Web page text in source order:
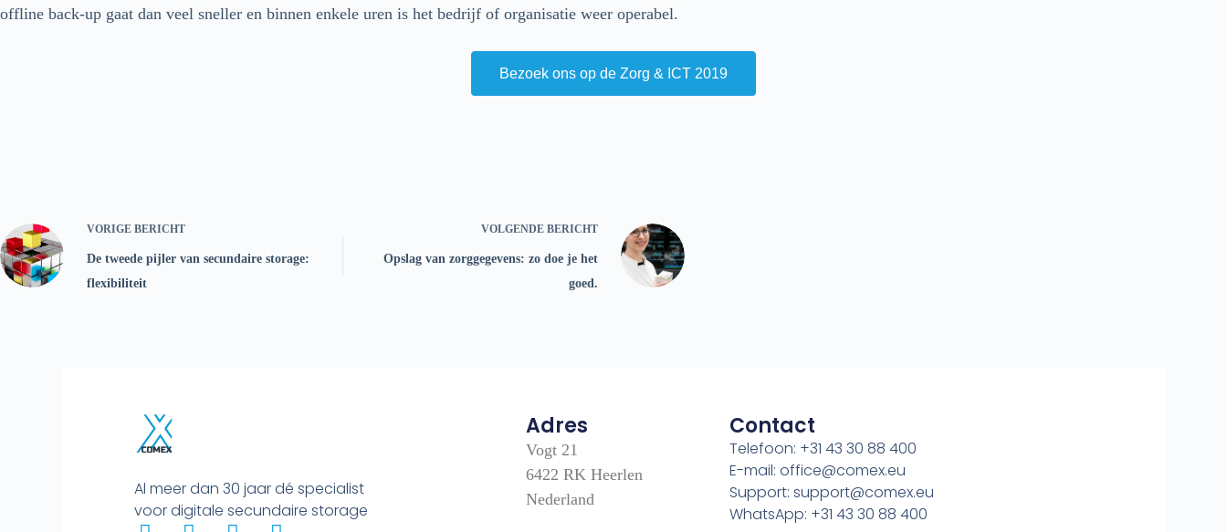
offline back-up gaat dan veel sneller en binnen enkele uren is het bedrijf of organisatie weer operabel.
Bezoek ons op de Zorg & ICT 2019
VORIGE BERICHT
De tweede pijler van secundaire storage:
flexibiliteit
VOLGENDE BERICHT
Opslag van zorggegevens: zo doe je het
goed.
Al meer dan 30 jaar dé specialist
voor digitale secundaire storage
Adres
Vogt 21
6422 RK Heerlen
Nederland
Contact
Telefoon: +31 43 30 88 400
E-mail: office@comex.eu
Support: support@comex.eu
WhatsApp: +31 43 30 88 400